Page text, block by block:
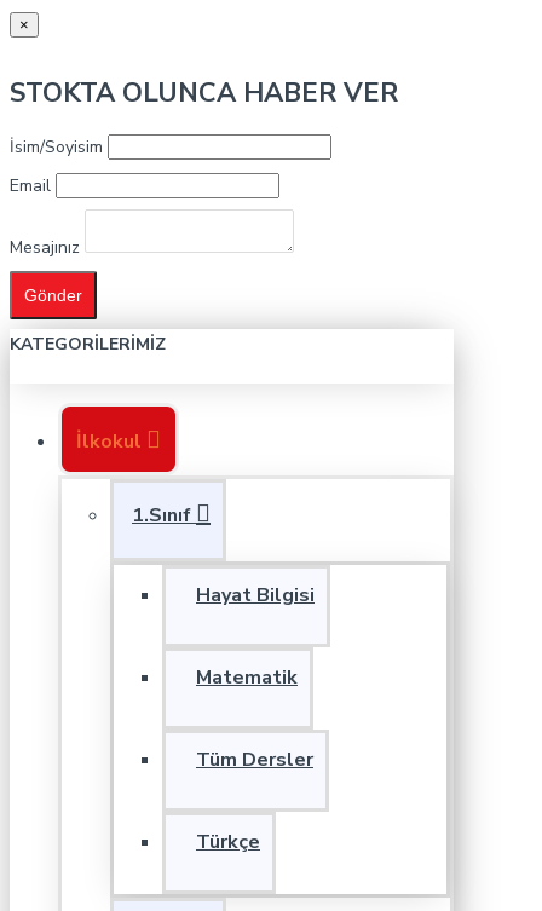
×
STOKTA OLUNCA HABER VER
İsim/Soyisim
Email
Mesajınız
Gönder
KATEGORILERIMIZ
İlkokul
1.Sınıf
Hayat Bilgisi
Matematik
Tüm Dersler
Türkçe